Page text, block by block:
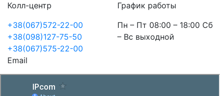
Колл-центр
+38(067)572-22-00
+38(098)127-75-50
+38(067)575-22-00
График работы
Пн – Пт 08:00 – 18:00 Сб
– Вс выходной
Email